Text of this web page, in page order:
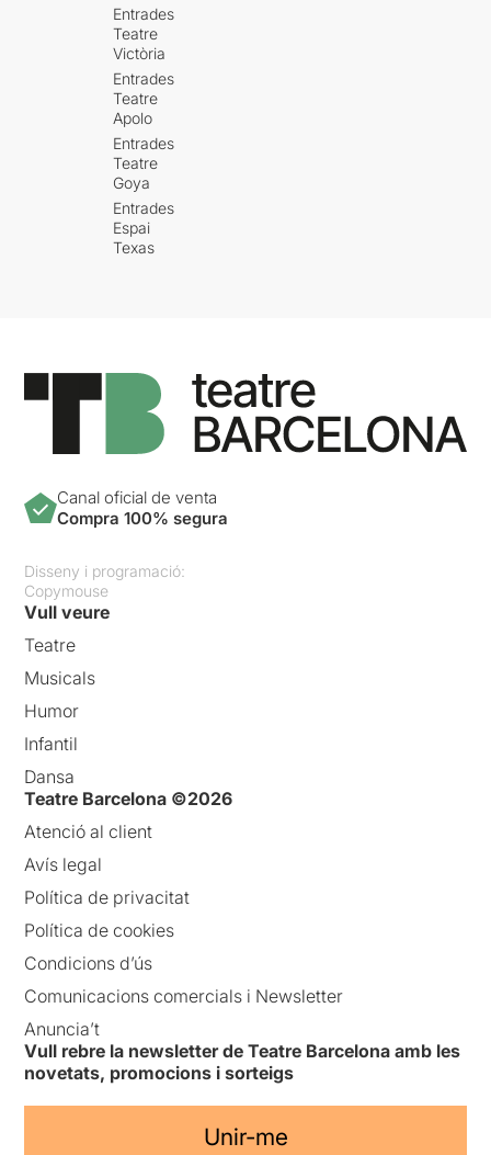
Entrades
Teatre
Victòria
Entrades
Teatre
Apolo
Entrades
Teatre
Goya
Entrades
Espai
Texas
Canal oficial de venta
Compra 100% segura
Disseny i programació:
Copymouse
Vull veure
Teatre
Musicals
Humor
Infantil
Dansa
Teatre Barcelona ©2026
Atenció al client
Avís legal
Política de privacitat
Política de cookies
Condicions d’ús
Comunicacions comercials i Newsletter
Anuncia’t
Vull rebre la newsletter de Teatre Barcelona amb les
novetats, promocions i sorteigs
Unir-me